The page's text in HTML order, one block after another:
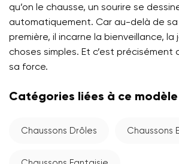
qu’on le chausse, un sourire se
automatiquement. Car au-delà de
première, il incarne la bienveillance, la
choses simples. Et c’est
sa force.
Catégories liées à ce modèle
Chaussons Drôles Chaussons